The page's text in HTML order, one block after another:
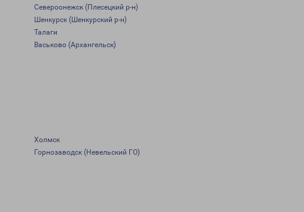
Североонежск (Плесецкий р-н)
Шенкурск (Шенкурский р-н)
Талаги
Васьково (Архангельск)
Холмск
Горнозаводск (Невельский ГО)